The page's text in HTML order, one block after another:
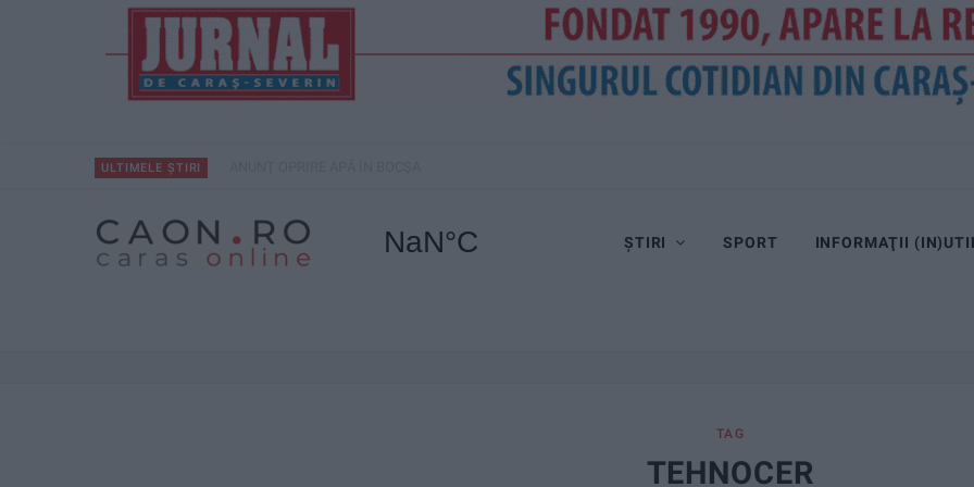
ULTIMELE ȘTIRI
ȘTIRI SPORT INFORMAŢII
TAG
TEHNOCER